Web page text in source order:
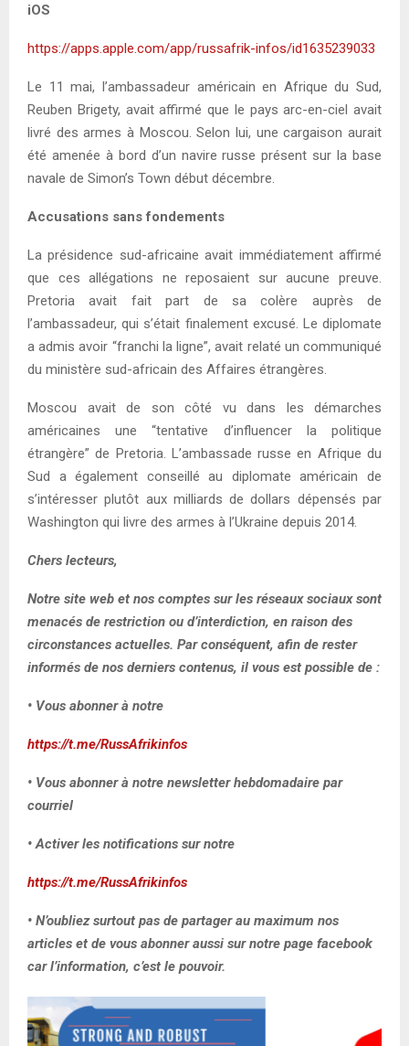
iOS
https://apps.apple.com/app/russafrik-infos/id1635239033
Le 11 mai, l’ambassadeur américain en Afrique du Sud,
Reuben Brigety, avait affirmé que le pays arc-en-ciel avait
livré des armes à Moscou. Selon lui, une cargaison aurait
été amenée à bord d’un navire russe présent sur la base
navale de Simon’s Town début décembre.
Accusations sans fondements
La présidence sud-africaine avait immédiatement affirmé
que ces allégations ne reposaient sur aucune preuve.
Pretoria avait fait part de sa colère auprès de
l’ambassadeur, qui s’était finalement excusé. Le diplomate
a admis avoir “franchi la ligne”, avait relaté un communiqué
du ministère sud-africain des Affaires étrangères.
Moscou avait de son côté vu dans les démarches
américaines une “tentative d’influencer la politique
étrangère” de Pretoria. L’ambassade russe en Afrique du
Sud a également conseillé au diplomate américain de
s’intéresser plutôt aux milliards de dollars dépensés par
Washington qui livre des armes à l’Ukraine depuis 2014.
Chers lecteurs,
Notre site web et nos comptes sur les réseaux sociaux sont
menacés de restriction ou d’interdiction, en raison des
circonstances actuelles. Par conséquent, afin de rester
informés de nos derniers contenus, il vous est possible de :
• Vous abonner à notre
https://t.me/RussAfrikinfos
• Vous abonner à notre newsletter hebdomadaire par
courriel
• Activer les notifications sur notre
https://t.me/RussAfrikinfos
• N’oubliez surtout pas de partager au maximum nos
articles et de vous abonner aussi sur notre page facebook
car l’information, c’est le pouvoir.